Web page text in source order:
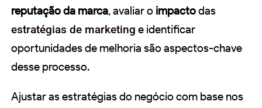
reputação da marca, avaliar o impactodas
estratégias de marketing e identificar
oportunidades de melhoria são aspectos-chave
desse processo.
Ajustar as estratégias do negócio com base nos